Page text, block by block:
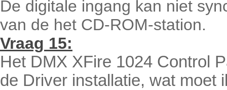
De digitale ingang kan niet
van de het CD-ROM-station.
Vraag 15:
Het DMX XFire 1024 Control
de Driver installatie, wat moet